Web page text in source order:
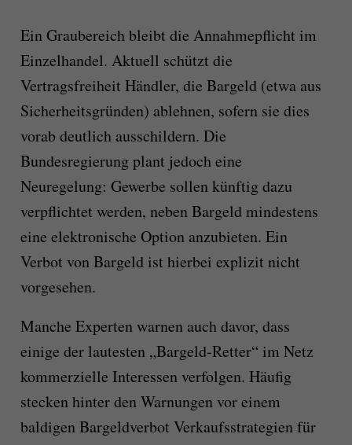
Ein Graubereich bleibt die Annahmepflicht im
Einzelhandel. Aktuell schützt die
Vertragsfreiheit Händler, die Bargeld (etwa aus
Sicherheitsgründen) ablehnen, sofern sie dies
vorab deutlich ausschildern. Die
Bundesregierung plant jedoch eine
Neuregelung: Gewerbe sollen künftig dazu
verpflichtet werden, neben Bargeld mindestens
eine elektronische Option anzubieten. Ein
Verbot von Bargeld ist hierbei explizit nicht
vorgesehen.
Manche Experten warnen auch davor, dass
einige der lautesten „Bargeld-Retter“ im Netz
kommerzielle Interessen verfolgen. Häufig
stecken hinter den Warnungen vor einem
baldigen Bargeldverbot Verkaufsstrategien für